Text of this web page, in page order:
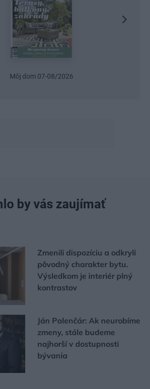
by vás zaujímať
Zmenili dispozíciu a odkryli
pôvodný charakter bytu.
Výsledkom je interiér plný
kontrastov
Ján Palenčár: Ak neurobíme
zmeny, stále budeme
najhorší v dostupnosti
bývania